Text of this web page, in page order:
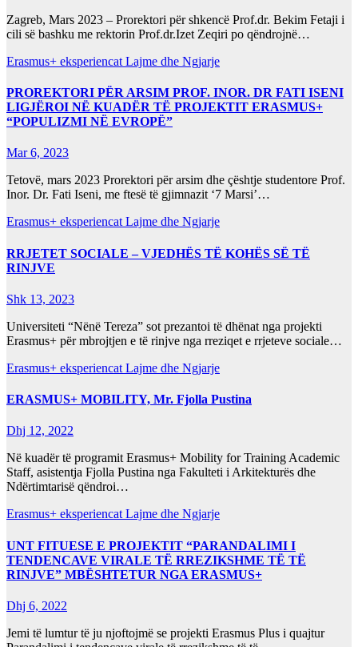
Zagreb, Mars 2023 – Prorektori për shkencë Prof.dr. Bekim Fetaji i
cili së bashku me rektorin Prof.dr.Izet Zeqiri po qëndrojnë…
Erasmus+ eksperiencat Lajme dhe Ngjarje
PROREKTORI PËR ARSIM PROF. INOR. DR FATI ISENI
LIGJËROI NË KUADËR TË PROJEKTIT ERASMUS+
“POPULIZMI NË EVROPË”
Mar 6, 2023
Tetovë, mars 2023 Prorektori për arsim dhe çështje studentore Prof.
Inor. Dr. Fati Iseni, me ftesë të gjimnazit ‘7 Marsi’…
Erasmus+ eksperiencat Lajme dhe Ngjarje
RRJETET SOCIALE – VJEDHËS TË KOHËS SË TË
RINJVE
Shk 13, 2023
Universiteti “Nënë Tereza” sot prezantoi të dhënat nga projekti
Erasmus+ për mbrojtjen e të rinjve nga rreziqet e rrjeteve sociale…
Erasmus+ eksperiencat Lajme dhe Ngjarje
ERASMUS+ MOBILITY, Mr. Fjolla Pustina
Dhj 12, 2022
Në kuadër të programit Erasmus+ Mobility for Training Academic
Staff, asistentja Fjolla Pustina nga Fakulteti i Arkitekturës dhe
Ndërtimtarisë qëndroi…
Erasmus+ eksperiencatLajme dhe Ngjarje
UNT FITUESE E PROJEKTIT “PARANDALIMI I
TENDENCAVE VIRALE TË RREZIKSHME TË TË
RINJVE” MBËSHTETUR NGA ERASMUS+
Dhj 6, 2022
Jemi të lumtur të ju njoftojmë se projekti Erasmus Plus i quajtur